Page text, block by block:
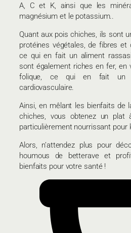
A, C et K, ainsi que les
magnésium et le potassium..
Quant aux pois chiches, ils sont
protéines végétales, de fibres et
ce qui en fait un aliment
sont également riches en fer, en
folique, ce qui en fait un
cardiovasculaire.
Ainsi, en mêlant les bienfaits de
chiches, vous obtenez un plat
particulièrement nourrissant pour
Alors, n’attendez plus pour
houmous de betterave et
bienfaits pour votre santé !